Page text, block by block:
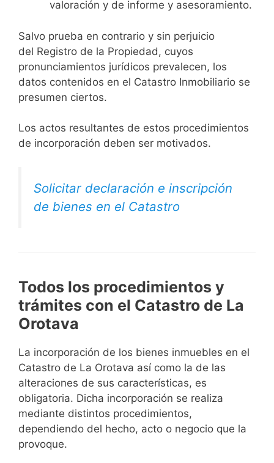
valoración y de informe y asesoramiento.
Salvo prueba en contrario y sin perjuicio
del Registro de la Propiedad, cuyos
pronunciamientos jurídicos prevalecen, los
datos contenidos en el Catastro Inmobiliario se
presumen ciertos.
Los actos resultantes de estos procedimientos
de incorporación deben ser motivados.
Solicitar declaración e inscripción
de bienes en el Catastro
Todos los procedimientos y
trámites con el Catastro de La
Orotava
La incorporación de los bienes inmuebles en el
Catastro de La Orotava así como la de las
alteraciones de sus características, es
obligatoria. Dicha incorporación se realiza
mediante distintos procedimientos,
dependiendo del hecho, acto o negocio que la
provoque.